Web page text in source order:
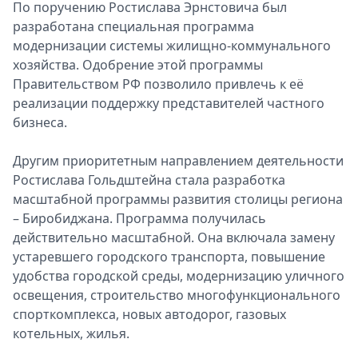
По поручению Ростислава Эрнстовича был
разработана специальная программа
модернизации системы жилищно-коммунального
хозяйства. Одобрение этой программы
Правительством РФ позволило привлечь к её
реализации поддержку представителей частного
бизнеса.
Другим приоритетным направлением деятельности
Ростислава Гольдштейна стала разработка
масштабной программы развития столицы региона
– Биробиджана. Программа получилась
действительно масштабной. Она включала замену
устаревшего городского транспорта, повышение
удобства городской среды, модернизацию уличного
освещения, строительство многофункционального
спорткомплекса, новых автодорог, газовых
котельных, жилья.